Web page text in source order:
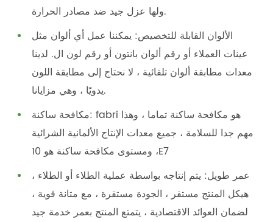
ولها عزل جيد ضد مصادر الحرارة.
الألوان القابلة للتخصيص: يمكننا عمل أي ألوان مثل
عينات العملاء أو رقم ألوان بانتون أو رقم لون ال. لدينا
معدات مطابقة ألوان تلقائية ، لا نحتاج إلى مطابقة اللون
يدويًا ، وهي مزايانا.
مكافحة ساكنة: fabri هو مكافحة ساكنة تماما ، وهذا
مهم جدا للسلامة ، جميع معدات الإنتاج الألمانية الشرائية
، ومستوى مكافحة ساكنة هو 10E7
عمر طويل: يتم إنتاجه بواسطة عملية الطلاء أو الطلاء ،
هيكل المنتج مستقر ، الجودة مستقرة ، مع متانة قوية ،
لضمان العوائد الاقتصادية ، يتمتع المنتج بعمر خدمة جيد